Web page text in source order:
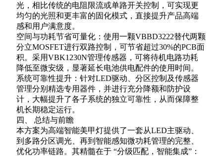
光，相比传统的电阻限流或单路开关控制，可实现更
均匀的光照和更丰富的固化模式，直接提升产品高端
感和用户满意度。
空间与功耗节省可量化：使用一颗VBBD3222替代两颗
分立MOSFET进行双路控制，可节省超过30%的PCB面
积。采用VBK1230N管理传感器，可将待机电路功耗
降低至微安级，显著延长电池供电配件的使用时间。
系统可靠性提升：针对LED驱动、分区控制及传感器
管理分别精选专用器件，并进行充分降额和防护设
计，大幅提升了各子系统的独立可靠性，从而保障整
机长期稳定运行。
四、 总结与前瞻
本方案为高端智能美甲灯提供了一套从LED主驱动、
到多路分区调光、再到智能感知微功耗管理的完整、
优化功率链路。其精髓在于 “分级匹配，智能集成”：